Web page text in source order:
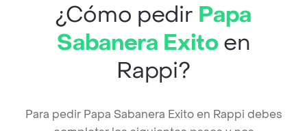
¿Cómo pedir Papa
Sabanera Exitoen
Rappi?
Para pedir Papa Sabanera Exito en Rappi debes